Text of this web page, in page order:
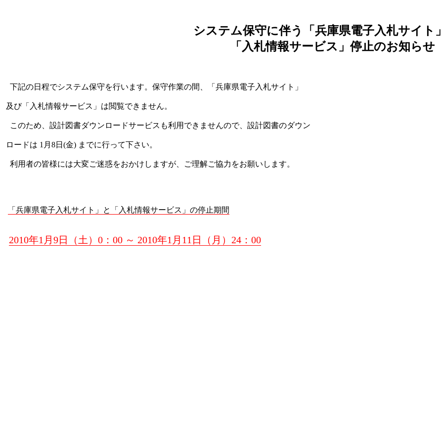
システム保守に伴う「兵庫県電子入札サイト
「入札情報サービス」停止のお知らせ
下記の日程でシステム保守を行います。保守作業の間、「兵庫県電子入札サイト」
及び「入札情報サービス」は閲覧できません。
このため、設計図書ダウンロードサービスも利用できませんので、設計図書のダウン
ロードは 1月8日(金) までに行って下さい。
利用者の皆様には大変ご迷惑をおかけしますが、ご理解ご協力をお願いします。
「兵庫県電子入札サイト」と「入札情報サービス」の停止期間
2010年1月9日（土）0：00 ～ 2010年1月11日（月）24：00